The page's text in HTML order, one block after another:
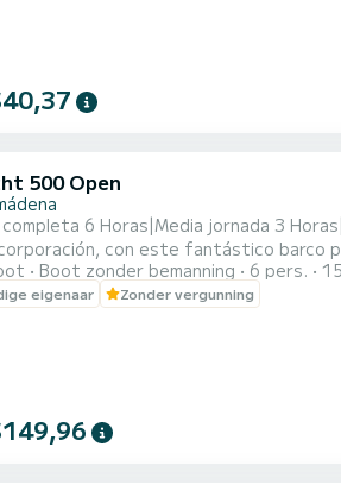
500 Open
6 Horas|Media jornada 3
con este fantástico barco
para pasar un expendido día
de proa|-Mesa de popa desmontable|-
Boot zonder bemanning 6 pers.
eigenaar Zonder vergunning